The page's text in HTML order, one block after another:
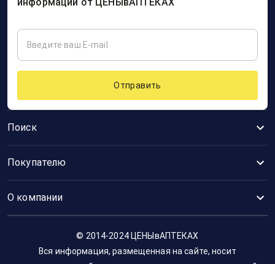
Поиск
Покупателю
О компании
Отправить
© 2014-2024 ЦЕНЫвАПТЕКАХ
Вся информация, размещенная на сайте, носит